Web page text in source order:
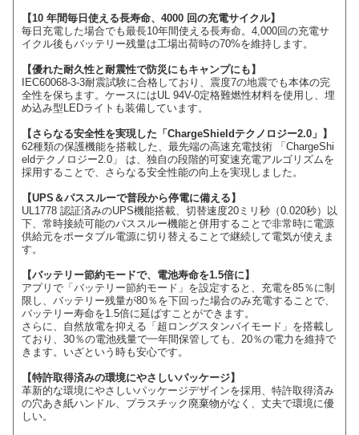
【10 年間毎日使える長寿命、4000 回の充電サイクル】
毎日充電した場合でも最長10年間使える長寿命。4,000回の充電サ
イクル後もバッテリー残量は工場出荷時の70%を維持します。
【優れた耐久性と耐震性で防災にもキャンプにも】
IEC60068-3-3耐震試験に合格しており、震度7の地震でも本体の完
全性を保ちます。ケースにはUL 94V-0定格難燃性材料を使用し、埋
め込み型LEDライトも装備しています。
【さらなる安全性を実現した「ChargeShieldテクノロジー2.0」】
62種類の保護機能を搭載した、最先端の高速充電技術 「ChargeShi
eldテクノロジー2.0」 は、独自の段階的可変速充電アルゴリズムを
採用することで、さらなる安全性能の向上を実現しました。
【UPS＆パススルーで普段から停電に備える】
UL1778 認証済みのUPS機能搭載、切替速度20ミリ秒（0.020秒）以
下、常時接続可能のパススルー機能と併用することで非常時に電源
供給元をポータブル電源に切り替えることで継続して電気が使えま
す。
【バッテリー節約モードで、電池寿命を1.5倍に】
アプリで「バッテリー節約モード」を設定すると、充電を85％に制
限し、バッテリー残量が80％を下回った場合のみ充電することで、
バッテリー寿命を1.5倍に延ばすことができます。
さらに、自然放電を抑える「超ロングスタンバイモード」を搭載し
ており、30％の電池残量で一年間保管しても、20％の電力を維持で
きます。いざという時も安心です。
【特許取得済みの環境にやさしいパッケージ】
革新的な環境にやさしいパッケージデザインを採用、特許取得済み
の穴あき紙ハンドル、プラスチック廃棄物がなく、丈夫で環境に優
しい。